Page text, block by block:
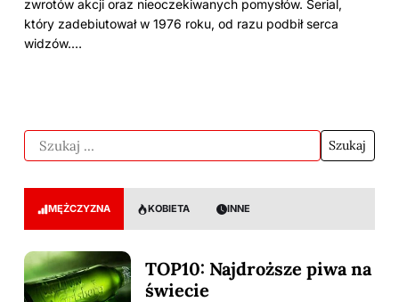
zwrotów akcji oraz nieoczekiwanych pomysłów. Serial,
który zadebiutował w 1976 roku, od razu podbił serca
widzów.…
MĘŻCZYZNA KOBIETA INNE
TOP10: Najdroższe piwa na
świecie